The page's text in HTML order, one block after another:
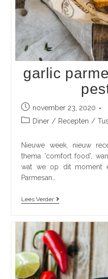
garlic
november 23, 2020
Diner / Recepten /
Nieuwe week, nieuw
thema 'comfort food',
wat we op dit moment
Parmesan…
Lees Verder